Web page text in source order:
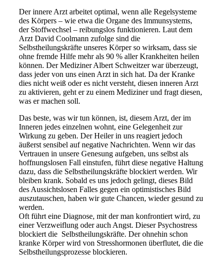
Der innere Arzt arbeitet optimal, wenn alle Regelsysteme
des Körpers – wie etwa die Organe des Immunsystems,
der Stoffwechsel – reibungslos funktionieren. Laut dem
Arzt David Coolmann zufolge sind die
Selbstheilungskräfte unseres Körper so wirksam, dass sie
ohne fremde Hilfe mehr als 90 % aller Krankheiten heilen
können. Der Mediziner Albert Schweitzer war überzeugt,
dass jeder von uns einen Arzt in sich hat. Da der Kranke
dies nicht weiß oder es nicht versteht, diesen inneren Arzt
zu aktivieren, geht er zu einem Mediziner und fragt diesen,
was er machen soll.
Das beste, was wir tun können, ist, diesem Arzt, der im
Inneren jedes einzelnen wohnt, eine Gelegenheit zur
Wirkung zu geben. Der Heiler in uns reagiert jedoch
äußerst sensibel auf negative Nachrichten. Wenn wir das
Vertrauen in unsere Genesung aufgeben, uns selbst als
hoffnungslosen Fall einstufen, führt diese negative Haltung
dazu, dass die Selbstheilungskräfte blockiert werden. Wir
bleiben krank. Sobald es uns jedoch gelingt, dieses Bild
des Aussichtslosen Falles gegen ein optimistisches Bild
auszutauschen, haben wir gute Chancen, wieder gesund zu
werden.
Oft führt eine Diagnose, mit der man konfrontiert wird, zu
einer Verzweiflung oder auch Angst. Dieser Psychostress
blockiert die Selbstheilungskräfte. Der ohnehin schon
kranke Körper wird von Stresshormonen überflutet, die die
Selbstheilungsprozesse blockieren.